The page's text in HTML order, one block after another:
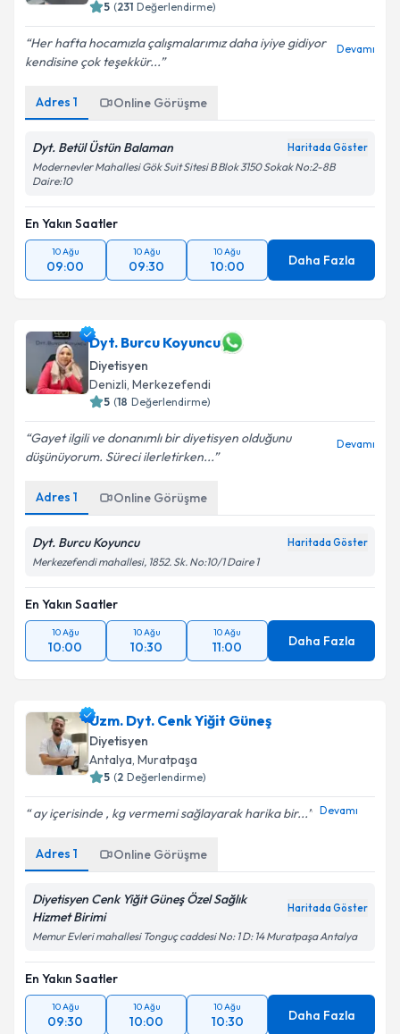
Kişisel verilerimin işlenmesine ilişkinAydınlatma
Metni'ni okudum ve kişisel verilerimin belirtilen
Takvim Talebini Gönder
5 (231 Değerlendirme)
Her hafta hocamızla çalışmalarımız daha iyiye gidiyor
kendisine çok teşekkür...
Devamı
Adres 1 Online Görüşme
Dyt. Betül Üstün Balaman Haritada Göster
Modernevler Mahallesi Gök Suit Sitesi B Blok 3150 Sokak No:2-8B
Daire:10
En Yakın Saatler
10 Ağu
09:00
10 Ağu
09:30
10 Ağu
10:00 Daha Fazla
Dyt. Burcu Koyuncu
Diyetisyen
Denizli, Merkezefendi
5 (18 Değerlendirme)
Gayet ilgili ve donanımlı bir diyetisyen olduğunu
düşünüyorum. Süreci ilerletirken...
Devamı
Adres 1 Online Görüşme
Dyt. Burcu Koyuncu Haritada Göster
Merkezefendi mahallesi, 1852. Sk. No:10/1 Daire 1
En Yakın Saatler
10 Ağu
10:00
10 Ağu
10:30
10 Ağu
11:00 Daha Fazla
Uzm. Dyt. Cenk Yiğit Güneş
Diyetisyen
Antalya, Muratpaşa
5 (2 Değerlendirme)
ay içerisinde , kg vermemi sağlayarak harika bir... Devamı
Adres 1 Online Görüşme
Diyetisyen Cenk Yiğit Güneş Özel Sağlık
Hizmet Birimi
Haritada Göster
Memur Evleri mahallesi Tonguç caddesi No: 1 D: 14 Muratpaşa Antalya
En Yakın Saatler
10 Ağu
09:30
10 Ağu
10:00
10 Ağu
10:30 Daha Fazla